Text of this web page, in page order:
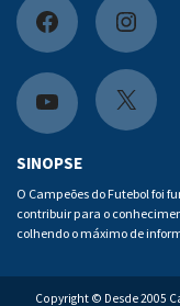
F
a
c
e
b
o
k
I
n
s
a
g
a
Y
o
u
t
u
X
SINOPSE
O Campeões do Futebol foi
contribuir para o
colhendo o máximo de
Copyright © Desde 2005